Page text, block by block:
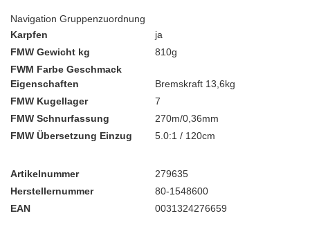
Navigation Gruppenzuordnung
Karpfen
ja
FMW Gewicht kg
810g
FWM Farbe Geschmack
Eigenschaften
Bremskraft 13,6kg
FMW Kugellager
7
FMW Schnurfassung
270m/0,36mm
FMW Übersetzung Einzug
5.0:1 / 120cm
Artikelnummer
279635
Herstellernummer
80-1548600
EAN
0031324276659